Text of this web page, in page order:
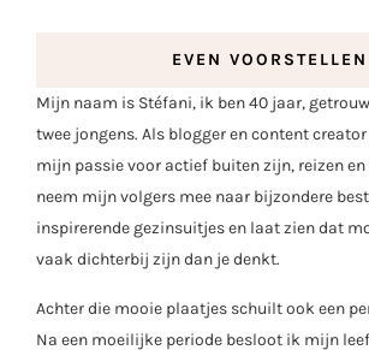
EVEN VOORSTELLEN
Mijn naam is Stéfani, ik ben 40 jaar,
twee jongens. Als blogger en content
mijn passie voor actief buiten zijn, reizen
neem mijn volgers mee naar bijzondere
inspirerende gezinsuitjes en laat zien dat
vaak dichterbij zijn dan je denkt.
Achter die mooie plaatjes schuilt ook een
Na een moeilijke periode besloot ik mijn